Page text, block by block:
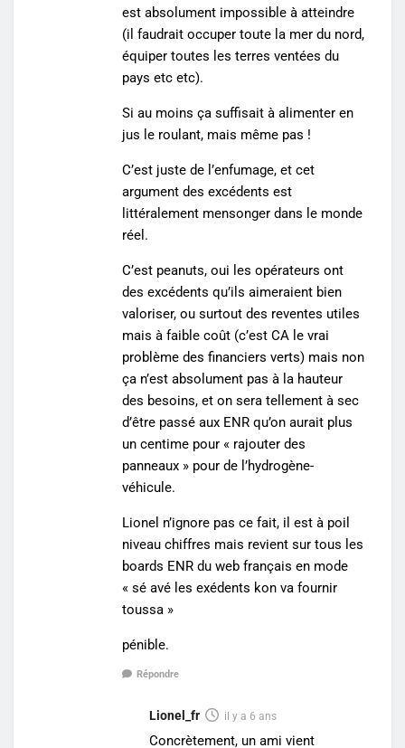
est absolument impossible à atteindre
(il faudrait occuper toute la mer du nord,
équiper toutes les terres ventées du
pays etc etc).
Si au moins ça suffisait à alimenter en
jus le roulant, mais même pas !
C’est juste de l’enfumage, et cet
argument des excédents est
littéralement mensonger dans le monde
réel.
C’est peanuts, oui les opérateurs ont
des excédents qu’ils aimeraient bien
valoriser, ou surtout des reventes utiles
mais à faible coût (c’est CA le vrai
problème des financiers verts) mais non
ça n’est absolument pas à la hauteur
des besoins, et on sera tellement à sec
d’être passé aux ENR qu’on aurait plus
un centime pour « rajouter des
panneaux » pour de l’hydrogène-
véhicule.
Lionel n’ignore pas ce fait, il est à poil
niveau chiffres mais revient sur tous les
boards ENR du web français en mode
« sé avé les exédents kon va fournir
toussa »
pénible.
Répondre
Lionel_fr il y a 6 ans
Concrètement, un ami vient